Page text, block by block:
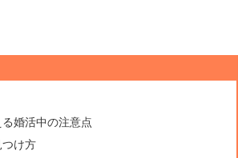
婚活中の注意点
け方